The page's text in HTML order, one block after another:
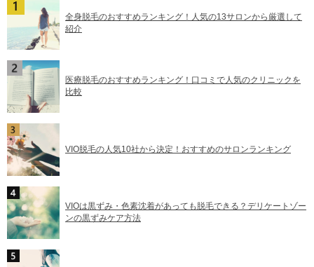
全身脱毛のおすすめランキング！人気の13サロンから厳選して
紹介
医療脱毛のおすすめランキング！口コミで人気のクリニックを
比較
VIO脱毛の人気10社から決定！おすすめのサロンランキング
VIOは黒ずみ・色素沈着があっても脱毛できる？デリケートゾー
ンの黒ずみケア方法